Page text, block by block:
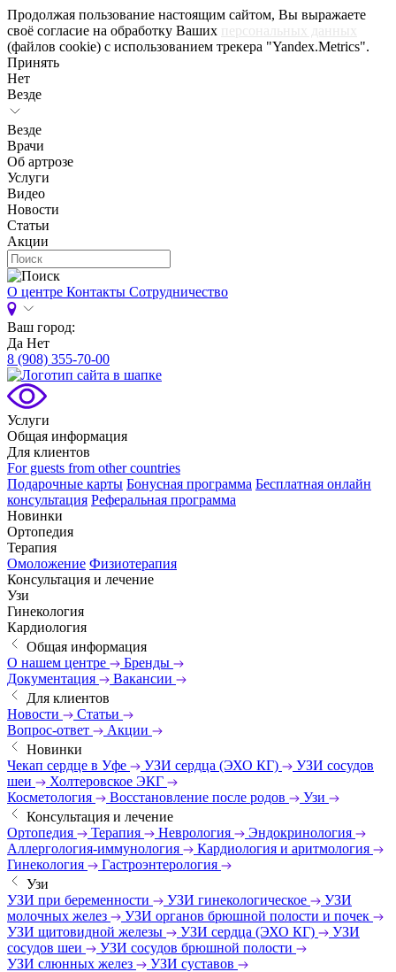
Продолжая пользование настоящим сайтом, Вы выражаете
своё согласие на обработку Ваших персональных данных
(файлов cookie) с использованием трекера "Yandex.Metrics".
Принять
Нет
Везде
Везде
Врачи
Об артрозе
Услуги
Видео
Новости
Статьи
Акции
О центре Контакты Сотрудничество
Ваш город:
Да Нет
8 (908) 355-70-00
Услуги
Общая информация
Для клиентов
For guests from other countries
Подарочные карты Бонусная программа Бесплатная онлайн
консультация Реферальная программа
Новинки
Ортопедия
Терапия
Омоложение Физиотерапия
Консультация и лечение
Узи
Гинекология
Кардиология
Общая информация
О нашем центре
Бренды
Документация
Вакансии
Для клиентов
Новости
Статьи
Вопрос-ответ
Акции
Новинки
Чекап сердце в Уфе
УЗИ сердца (ЭХО КГ)
УЗИ сосудов
шеи
Холтеровское ЭКГ
Косметология
Восстановление после родов
Узи
Консультация и лечение
Ортопедия
Терапия Неврология
Эндокринология
Аллергология-иммунология
Кардиология и аритмология
Гинекология
Гастроэнтерология
Узи
УЗИ при беременности
УЗИ гинекологическое
УЗИ
молочных желез
УЗИ органов брюшной полости и почек
УЗИ щитовидной железы
УЗИ сердца (ЭХО КГ)
УЗИ
сосудов шеи
УЗИ сосудов брюшной полости
УЗИ слюнных желез
УЗИ суставов